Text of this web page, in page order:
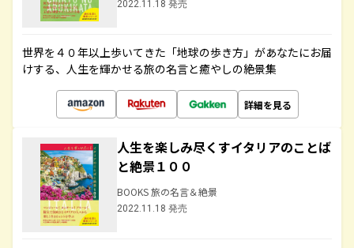
2022.11.18 発売
世界を４０年以上歩いてきた「地球の歩き方」があなたにお届
けする、人生を輝かせる旅の名言と癒やしの絶景集
詳細を見る
人生を楽しみ尽くすイタリアのことば
と絶景１００
BOOKS 旅の名言＆絶景
2022.11.18 発売